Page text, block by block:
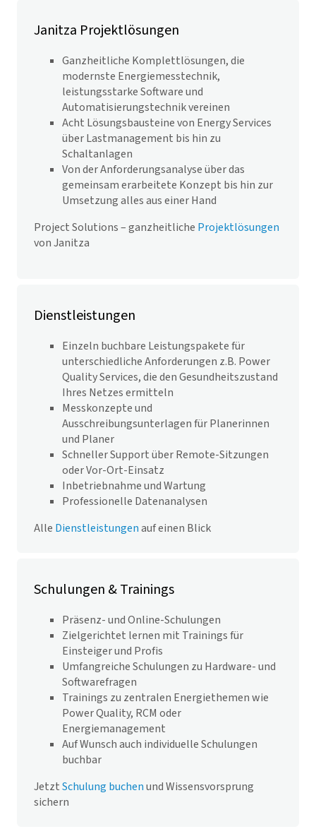
Janitza Projektlösungen
Ganzheitliche Komplettlösungen, die
modernste Energiemesstechnik,
leistungsstarke Software und
Automatisierungstechnik vereinen
Acht Lösungsbausteine von Energy Services
über Lastmanagement bis hin zu
Schaltanlagen
Von der Anforderungsanalyse über das
gemeinsam erarbeitete Konzept bis hin zur
Umsetzung alles aus einer Hand
Project Solutions – ganzheitliche Projektlösungen
von Janitza
Dienstleistungen
Einzeln buchbare Leistungspakete für
unterschiedliche Anforderungen z.B. Power
Quality Services, die den Gesundheitszustand
Ihres Netzes ermitteln
Messkonzepte und
Ausschreibungsunterlagen für Planerinnen
und Planer
Schneller Support über Remote-Sitzungen
oder Vor-Ort-Einsatz
Inbetriebnahme und Wartung
Professionelle Datenanalysen
Alle Dienstleistungenauf einen Blick
Schulungen & Trainings
Präsenz- und Online-Schulungen
Zielgerichtet lernen mit Trainings für
Einsteiger und Profis
Umfangreiche Schulungen zu Hardware- und
Softwarefragen
Trainings zu zentralen Energiethemen wie
Power Quality, RCM oder
Energiemanagement
Auf Wunsch auch individuelle Schulungen
buchbar
JetztSchulung buchenund Wissensvorsprung
sichern